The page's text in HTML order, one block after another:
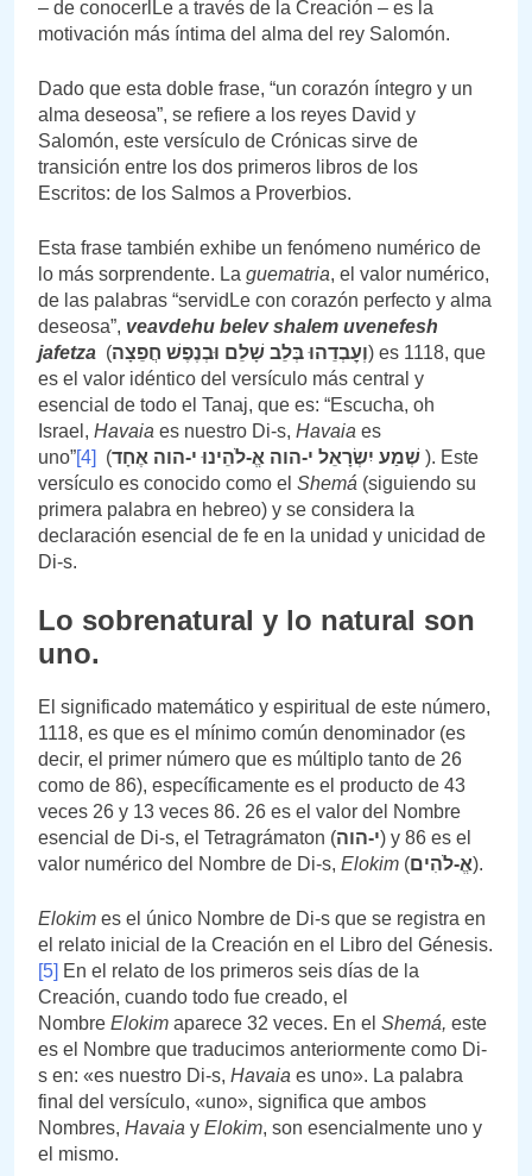
– de conocerlLe a través de la Creación – es la
motivación más íntima del alma del rey Salomón.
Dado que esta doble frase, “un corazón íntegro y un
alma deseosa”, se refiere a los reyes David y
Salomón, este versículo de Crónicas sirve de
transición entre los dos primeros libros de los
Escritos: de los Salmos a Proverbios.
Esta frase también exhibe un fenómeno numérico de
lo más sorprendente. La guematria, el valor numérico,
de las palabras “servidLe con corazón perfecto y alma
deseosa”, veavdehu belev shalem uvenefesh
jafetza (וְעׇבְדֵהוּ בְּלֵב שָׁלֵם וּבְנֶפֶשׁ חֲפֵצָה) es 1118, que
es el valor idéntico del versículo más central y
esencial de todo el Tanaj, que es: “Escucha, oh
Israel, Havaia es nuestro Di-s, Havaia es
uno” [4] (שְׁמַע יִשְׂרָאֵל י-הוה אֱ-לֹהֵינוּ י-הוה אֶחָד ). Este
versículo es conocido como el Shemá (siguiendo su
primera palabra en hebreo) y se considera la
declaración esencial de fe en la unidad y unicidad de
Di-s.
Lo sobrenatural y lo natural son
uno.
El significado matemático y espiritual de este número,
1118, es que es el mínimo común denominador (es
decir, el primer número que es múltiplo tanto de 26
como de 86), específicamente es el producto de 43
veces 26 y 13 veces 86. 26 es el valor del Nombre
esencial de Di-s, el Tetragrámaton (י-הוה) y 86 es el
valor numérico del Nombre de Di-s, Elokim (אֱ-לֹהִים).
Elokim es el único Nombre de Di-s que se registra en
el relato inicial de la Creación en el Libro del Génesis.
[5] En el relato de los primeros seis días de la
Creación, cuando todo fue creado, el
Nombre Elokim aparece 32 veces. En el Shemá, este
es el Nombre que traducimos anteriormente como Di-
s en: «es nuestro Di-s, Havaia es uno». La palabra
final del versículo, «uno», significa que ambos
Nombres, Havaia y Elokim, son esencialmente uno y
el mismo.